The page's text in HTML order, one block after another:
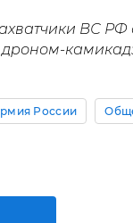
ВС РФ
России